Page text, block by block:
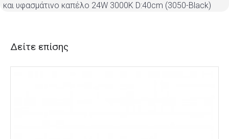
και υφασμάτινο καπέλο 24W 3000K D:40cm (3050-Black)
Δείτε επίσης